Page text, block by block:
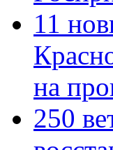
11
на
250